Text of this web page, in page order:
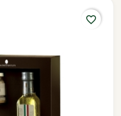
favorite_border